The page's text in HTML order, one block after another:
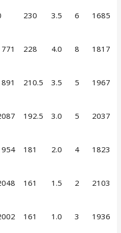
230 3.5 6 1685
228 4.0 8 1817
210.5 3.5 5 1967
192.5 3.0 5 2037
181 2.0 4 1823
161 1.5 2 2103
161 1.0 3 1936